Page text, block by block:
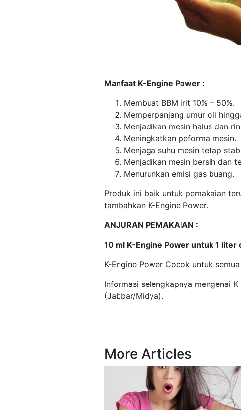
Manfaat K-Engine Power :
Membuat BBM irit 10% – 50%.
Memperpanjang umur oli
Menjadikan mesin halus dan
Meningkatkan peforma mesin.
Menjaga suhu mesin tetap
Menjadikan mesin bersih dan
Menurunkan emisi gas buang.
Produk ini baik untuk pemakaian
tambahkan K-Engine Power.
ANJURAN PEMAKAIAN :
10 ml K-Engine Power untuk 1 liter
K-Engine Power Cocok untuk
Informasi selengkapnya mengenai
(Jabbar/Midya).
More Articles